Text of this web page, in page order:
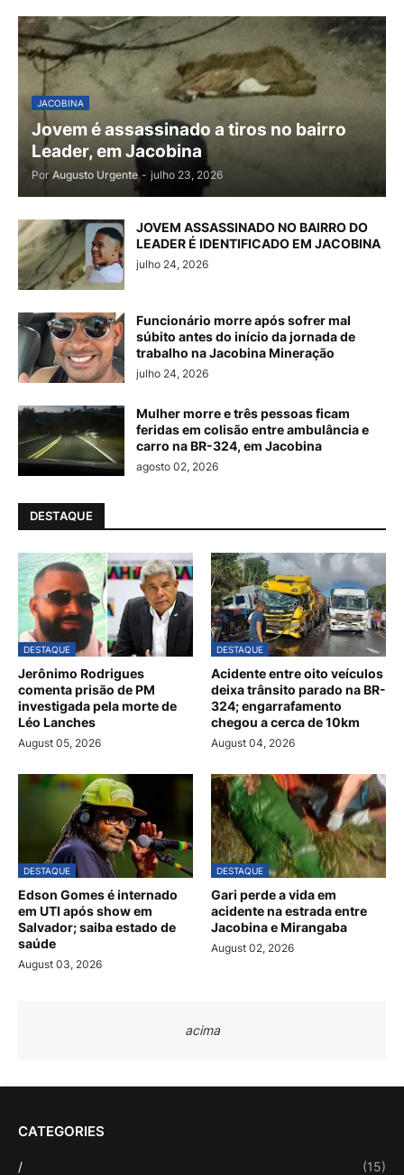
JACOBINA
Jovem é assassinado a tiros no bairro
Leader, em Jacobina
Por Augusto Urgente - julho 23, 2026
JOVEM ASSASSINADO NO BAIRRO DO
LEADER É IDENTIFICADO EM JACOBINA
julho 24, 2026
Funcionário morre após sofrer mal
súbito antes do início da jornada de
trabalho na Jacobina Mineração
julho 24, 2026
Mulher morre e três pessoas ficam
feridas em colisão entre ambulância e
carro na BR-324, em Jacobina
agosto 02, 2026
DESTAQUE
DESTAQUE
Jerônimo Rodrigues
comenta prisão de PM
investigada pela morte de
Léo Lanches
August 05, 2026
DESTAQUE
Acidente entre oito veículos
deixa trânsito parado na BR-
324; engarrafamento
chegou a cerca de 10km
August 04, 2026
DESTAQUE
Edson Gomes é internado
em UTI após show em
Salvador; saiba estado de
saúde
August 03, 2026
DESTAQUE
Gari perde a vida em
acidente na estrada entre
Jacobina e Mirangaba
August 02, 2026
acima
CATEGORIES
/ (15)